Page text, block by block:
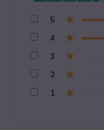
5
4
3
2
1